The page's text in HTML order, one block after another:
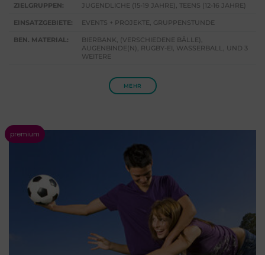
ZIELGRUPPEN: JUGENDLICHE (15-19 JAHRE), TEENS (12-16 JAHRE)
EINSATZGEBIETE: EVENTS + PROJEKTE, GRUPPENSTUNDE
BEN. MATERIAL:
BIERBANK, (VERSCHIEDENE BÄLLE),
AUGENBINDE(N), RUGBY-EI, WASSERBALL, UND 3
WEITERE
MEHR